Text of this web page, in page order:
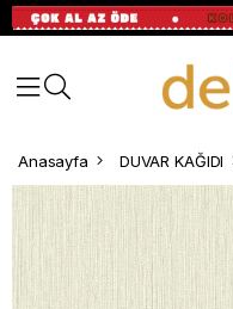
Anasayfa DUVAR KAĞIDI